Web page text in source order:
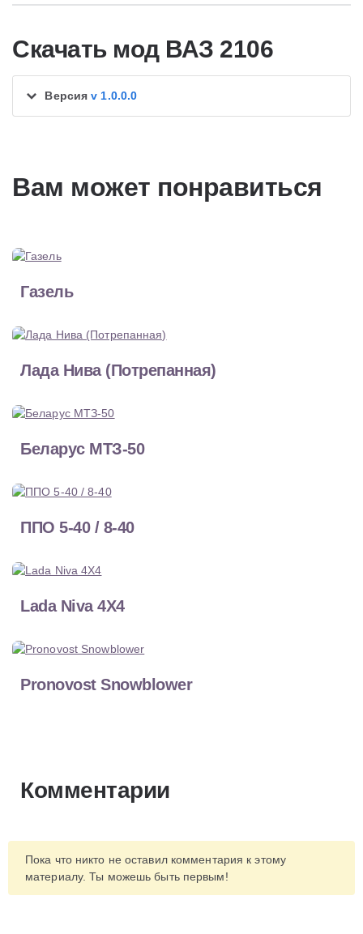
Скачать мод ВАЗ 2106
Версияv 1.0.0.0
Вам может понравиться
Газель
Лада Нива (Потрепанная)
Беларус МТЗ-50
ППО 5-40 / 8-40
Lada Niva 4X4
Pronovost Snowblower
Комментарии
Пока что никто не оставил комментария к этому
материалу. Ты можешь быть первым!